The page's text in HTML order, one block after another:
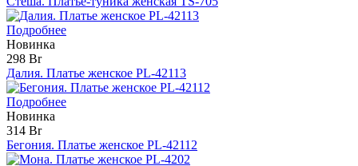
Подробнее
Новинка
298 Br
Далия. Платье женское PL-42113
Подробнее
Новинка
314 Br
Бегония. Платье женское PL-42112